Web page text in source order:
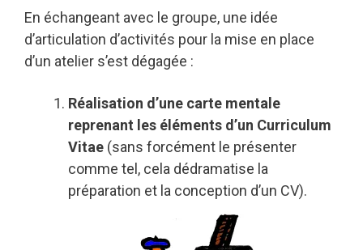
En échangeant avec le groupe, une idée
d’articulation d’activités pour la mise en place
d’un atelier s’est dégagée :
Réalisation d’une carte mentale
reprenant les éléments d’un Curriculum
Vitae (sans forcément le présenter
comme tel, cela dédramatise la
préparation et la conception d’un CV).